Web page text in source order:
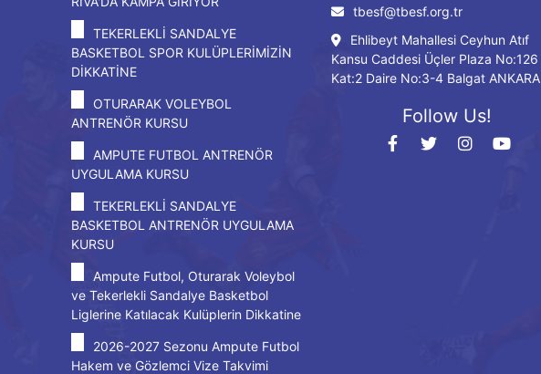
TEKERLEKLİ SANDALYE
BASKETBOL SPOR KULÜPLERİMİZİN
DİKKATİNE
OTURARAK VOLEYBOL
ANTRENÖR KURSU
AMPUTE FUTBOL ANTRENÖR
UYGULAMA KURSU
TEKERLEKLİ SANDALYE
BASKETBOL ANTRENÖR UYGULAMA
KURSU
Ampute Futbol, Oturarak Voleybol
ve Tekerlekli Sandalye Basketbol
Liglerine Katılacak Kulüplerin Dikkatine
2026-2027 Sezonu Ampute Futbol
Hakem ve Gözlemci Vize Takvimi
tbesf@tbesf.org.tr
Ehlibeyt Mahallesi Ceyhun Atıf
Kansu Caddesi Üçler Plaza No:126
Kat:2 Daire No:3-4 Balgat ANKARA
Follow Us!